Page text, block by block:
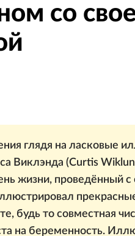
со
глядя на ласковые
Виклэнда (Curtis
жизни, проведённый
будь то совместная
на беременность.